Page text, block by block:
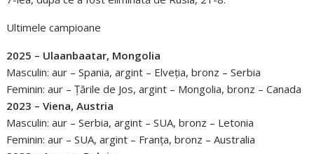
Ultimele campioane
2025 – Ulaanbaatar, Mongolia
Masculin: aur – Spania, argint – Elveția, bronz – Serbia
Feminin: aur – Țările de Jos, argint – Mongolia, bronz – Canada
2023 – Viena, Austria
Masculin: aur – Serbia, argint – SUA, bronz – Letonia
Feminin: aur – SUA, argint – Franța, bronz – Australia